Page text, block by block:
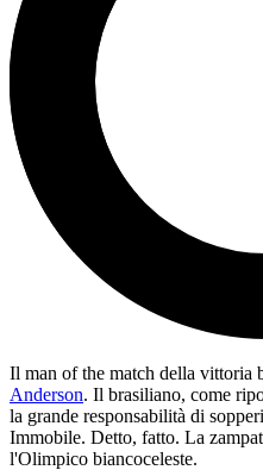
Il man of the match della vittoria
Anderson. Il brasiliano, come
la grande responsabilità di
Immobile. Detto, fatto. La
l'Olimpico biancoceleste.